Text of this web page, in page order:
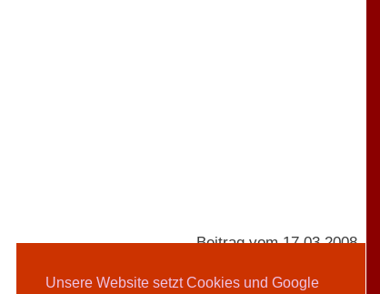
Unsere Website setzt Cookies und Google
Beitrag vom 17.03.2008